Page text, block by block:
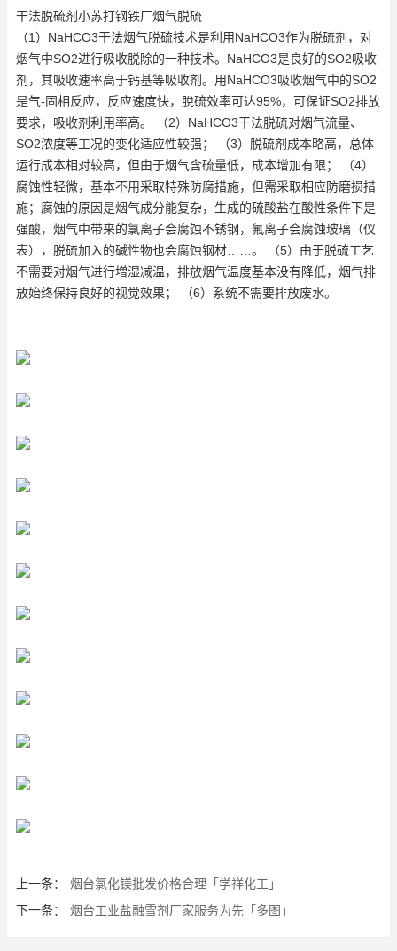
干法脱硫剂小苏打钢铁厂烟气脱硫
（1）NaHCO3干法烟气脱硫技术是利用NaHCO3作为脱硫剂，对
烟气中SO2进行吸收脱除的一种技术。NaHCO3是良好的SO2吸收
剂，其吸收速率高于钙基等吸收剂。用NaHCO3吸收烟气中的SO2
是气-固相反应，反应速度快，脫硫效率可达95%，可保证SO2排放
要求，吸收剂利用率高。 （2）NaHCO3干法脱硫对烟气流量、
SO2浓度等工况的变化适应性较强； （3）脱硫剂成本略高，总体
运行成本相对较高，但由于烟气含硫量低，成本增加有限； （4）
腐蚀性轻微，基本不用采取特殊防腐措施，但需采取相应防磨损措
施；腐蚀的原因是烟气成分能复杂，生成的硫酸盐在酸性条件下是
强酸，烟气中带来的氯离子会腐蚀不锈钢，氟离子会腐蚀玻璃（仪
表），脱硫加入的碱性物也会腐蚀钢材……。 （5）由于脱硫工艺
不需要对烟气进行増湿减温，排放烟气温度基本没有降低，烟气排
放始终保持良好的视觉效果； （6）系统不需要排放废水。
上一条：
烟台氯化镁批发价格合理「学祥化工」
下一条：
烟台工业盐融雪剂厂家服务为先「多图」